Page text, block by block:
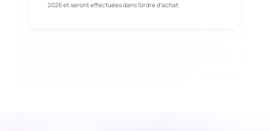
2026 et seront effectuées dans l'ordre d'achat.